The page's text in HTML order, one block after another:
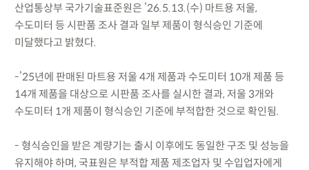
산업통상부 국가기술표준원은 ’26.5.13.(수) 마트용 저울,
수도미터 등 시판품 조사 결과 일부 제품이 형식승인 기준에
미달했다고 밝혔다.
-’25년에 판매된 마트용 저울 4개 제품과 수도미터 10개 제품 등
14개 제품을 대상으로 시판품 조사를 실시한 결과, 저울 3개와
수도미터 1개 제품이 형식승인 기준에 부적합한 것으로 확인됨.
- 형식승인을 받은 계량기는 출시 이후에도 동일한 구조 및 성능을
유지해야 하며, 국표원은 부적합 제품 제조업자 및 수입업자에게